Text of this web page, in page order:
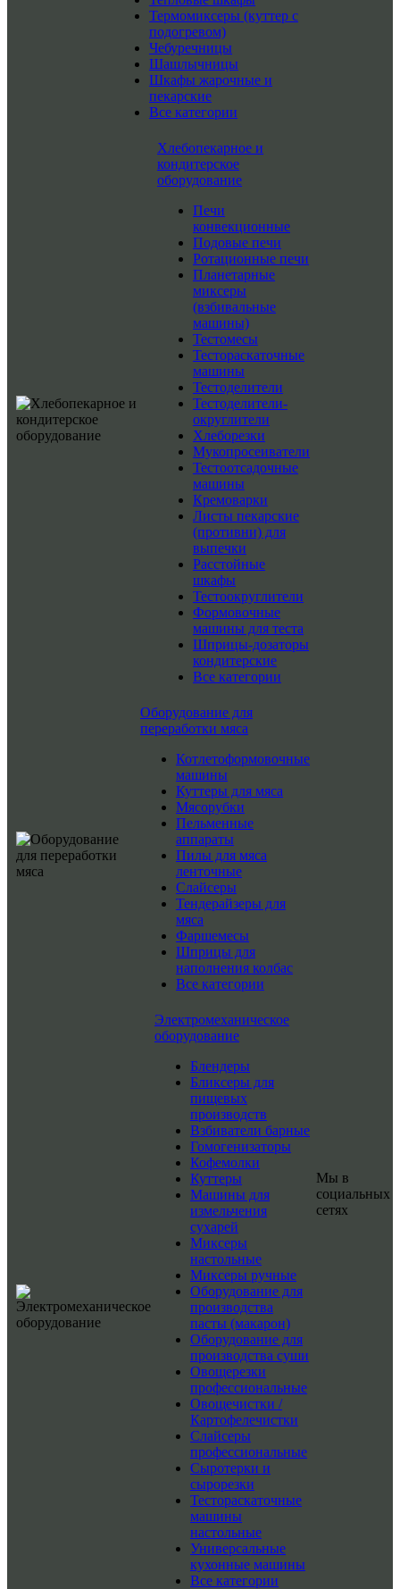
Термомиксеры (куттер с
подогревом)
Чебуречницы
Шашлычницы
Шкафы жарочные и
пекарские
Все категории
Хлебопекарное и
кондитерское
оборудование
Печи
конвекционные
Подовые печи
Ротационные печи
Планетарные
миксеры
(взбивальные
машины)
Тестомесы
Тестораскаточные
машины
Тестоделители
Тестоделители-
округлители
Хлеборезки
Мукопросеиватели
Тестоотсадочные
машины
Кремоварки
Листы пекарские
(противни) для
выпечки
Расстойные
шкафы
Тестоокруглители
Формовочные
машины для теста
Шприцы-дозаторы
кондитерские
Все категории
Оборудование для
переработки мяса
Котлетоформовочные
машины
Куттеры для мяса
Мясорубки
Пельменные
аппараты
Пилы для мяса
ленточные
Слайсеры
Тендерайзеры для
мяса
Фаршемесы
Шприцы для
наполнения колбас
Все категории
Электромеханическое
оборудование
Блендеры
Бликсеры для
пищевых
производств
Взбиватели барные
Гомогенизаторы
Кофемолки
Куттеры
Машины для
измельчения
сухарей
Миксеры
настольные
Миксеры ручные
Оборудование для
производства
пасты (макарон)
Оборудование для
производства суши
Овощерезки
профессиональные
Овощечистки /
Картофелечистки
Слайсеры
профессиональные
Сыротерки и
сырорезки
Тестораскаточные
машины
настольные
Универсальные
кухонные машины
Все категории
Мы в
социальных
сетях